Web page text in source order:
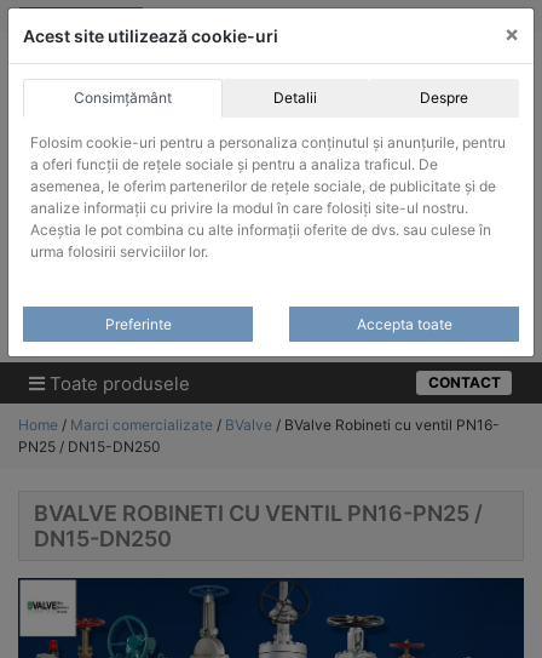
Skip
ACHIZITII PUBLICE
Produsele pot fi achizitionate si in sistemul SEAP / SICAP
Products
Toate produsele CONTACT
Home / Marci comercializate / BValve / BValve Robineti cu ventil PN16-
PN25 / DN15-DN250
BVALVE ROBINETI CU VENTIL PN16-PN25 /
DN15-DN250
Acest site utilizează cookie-uri ×
Consimțământ Detalii Despre
Folosim cookie-uri pentru a personaliza conținutul și anunțurile, pentru
a oferi funcții de rețele sociale și pentru a analiza traficul. De
asemenea, le oferim partenerilor de rețele sociale, de publicitate și de
analize informații cu privire la modul în care folosiți site-ul nostru.
Aceștia le pot combina cu alte informații oferite de dvs. sau culese în
urma folosirii serviciilor lor.
Preferinte Accepta toate